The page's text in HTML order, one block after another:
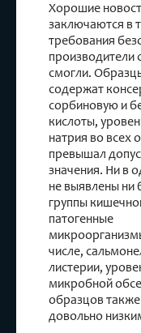
Хорошие
заключаются в
требования
производители
смогли.
содержат
сорбиновую и
кислоты,
натрия во всех
превышал
значения. Ни в
не выявлены ни
группы
патогенные
числе,
листерии,
микробной
образцов также
довольно